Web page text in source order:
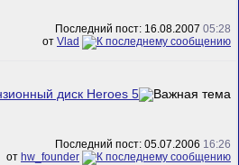
Последний пост: 16.08.2007 05:28
от Vlad
диск Heroes 5
Последний пост: 05.07.2006 16:26
от hw_founder